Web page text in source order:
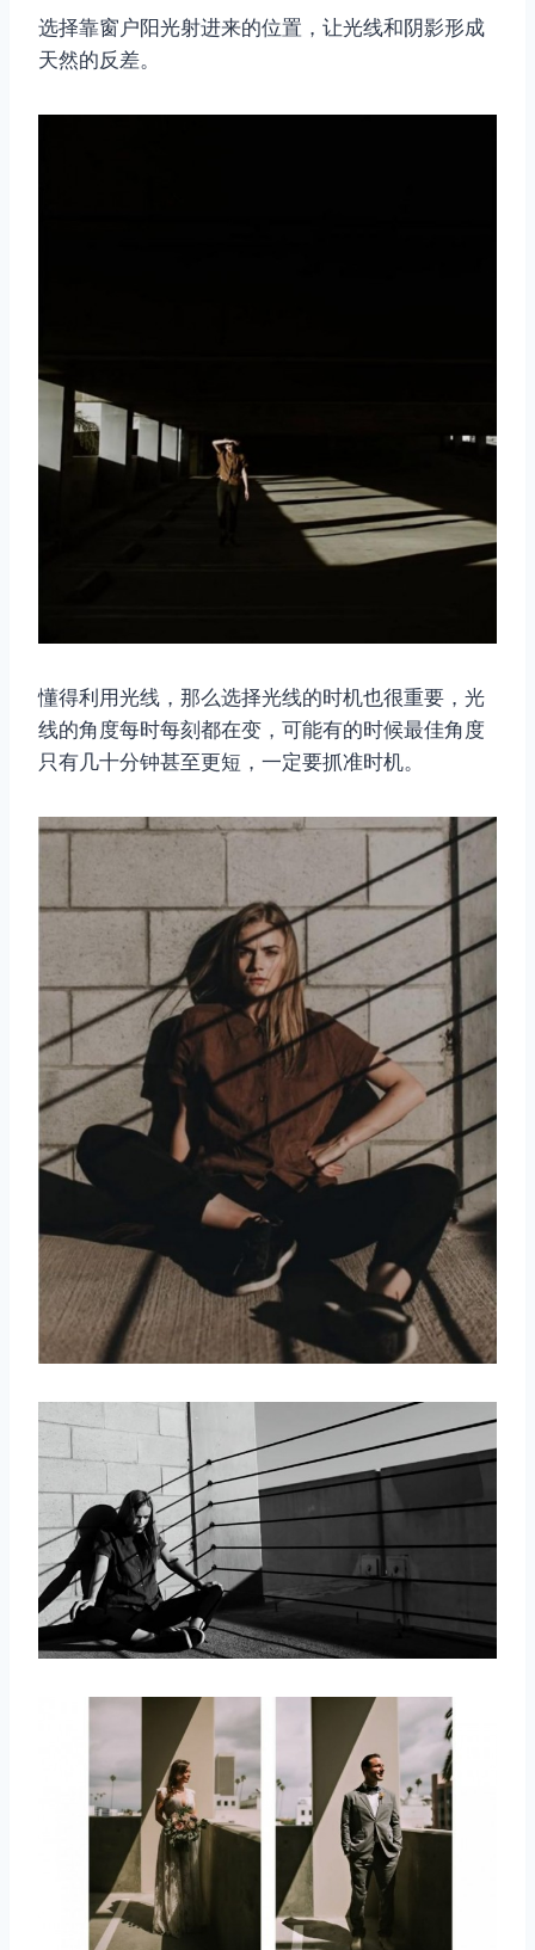
选择靠窗户阳光射进来的位置，让光线和阴影形成
天然的反差。
懂得利用光线，那么选择光线的时机也很重要，光
线的角度每时每刻都在变，可能有的时候最佳角度
只有几十分钟甚至更短，一定要抓准时机。